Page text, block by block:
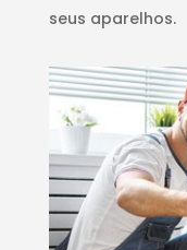
seus aparelhos.